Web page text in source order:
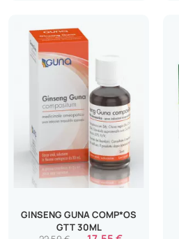
GINSENG GUNA COMP*OS
GTT 30ML